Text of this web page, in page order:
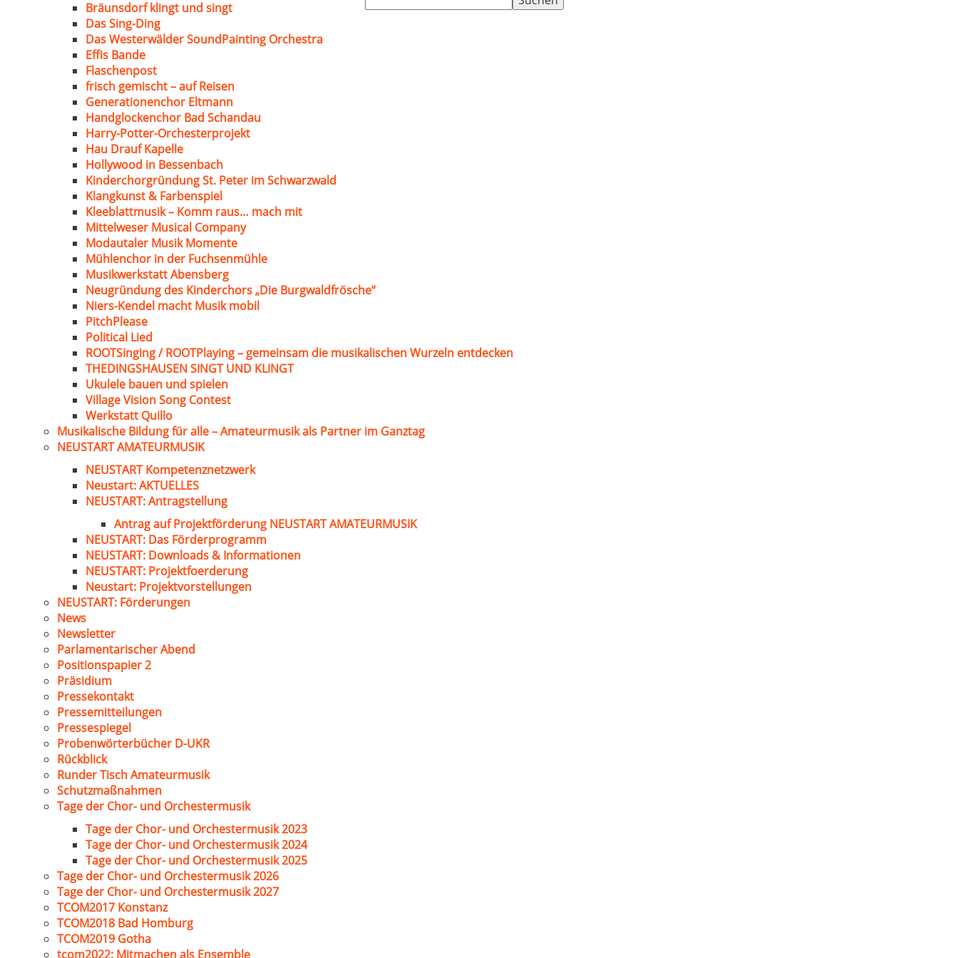
nach:
Bräunsdorf klingt und singt
Das Sing-Ding
Das Westerwälder SoundPainting Orchestra
Effis Bande
Flaschenpost
frisch gemischt – auf Reisen
Generationenchor Eltmann
Handglockenchor Bad Schandau
Harry-Potter-Orchesterprojekt
Hau Drauf Kapelle
Hollywood in Bessenbach
Kinderchorgründung St. Peter im Schwarzwald
Klangkunst & Farbenspiel
Kleeblattmusik – Komm raus… mach mit
Mittelweser Musical Company
Modautaler Musik Momente
Mühlenchor in der Fuchsenmühle
Musikwerkstatt Abensberg
Neugründung des Kinderchors „Die Burgwaldfrösche“
Niers-Kendel macht Musik mobil
PitchPlease
Political Lied
ROOTSinging / ROOTPlaying – gemeinsam die musikalischen Wurzeln entdecken
THEDINGSHAUSEN SINGT UND KLINGT
Ukulele bauen und spielen
Village Vision Song Contest
Werkstatt Quillo
Musikalische Bildung für alle – Amateurmusik als Partner im Ganztag
NEUSTART AMATEURMUSIK
NEUSTART Kompetenznetzwerk
Neustart: AKTUELLES
NEUSTART: Antragstellung
Antrag auf Projektförderung NEUSTART AMATEURMUSIK
NEUSTART: Das Förderprogramm
NEUSTART: Downloads & Informationen
NEUSTART: Projektfoerderung
Neustart: Projektvorstellungen
NEUSTART: Förderungen
News
Newsletter
Parlamentarischer Abend
Positionspapier 2
Präsidium
Pressekontakt
Pressemitteilungen
Pressespiegel
Probenwörterbücher D-UKR
Rückblick
Runder Tisch Amateurmusik
Schutzmaßnahmen
Tage der Chor- und Orchestermusik
Tage der Chor- und Orchestermusik 2023
Tage der Chor- und Orchestermusik 2024
Tage der Chor- und Orchestermusik 2025
Tage der Chor- und Orchestermusik 2026
Tage der Chor- und Orchestermusik 2027
TCOM2017 Konstanz
TCOM2018 Bad Homburg
TCOM2019 Gotha
tcom2022: Mitmachen als Ensemble